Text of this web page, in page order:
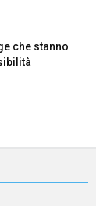
che stanno